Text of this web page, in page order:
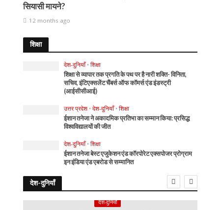
सियासी मायने?
12 months ago
शिक्षा
देश-दुनियाँ • शिक्षा
शिक्षा से व्यापार तक प्रगति के पथ पर है नारी शक्ति- विनिता,
सचिव, इंटिएक्सलेंट चैंबर्स ऑफ कॉमर्स एंड इंडस्ट्री
(आईसीसीआई)
उत्तर प्रदेश • देश-दुनियाँ • शिक्षा
ईशान तनेजा ने अकादमिक प्रतिभा का सम्मान किया: प्रसिद्ध
विश्वविद्यालयों की जीत
देश-दुनियाँ • शिक्षा
ईशान तनेजा बेस्ट एजुकेशन एंड कॉरपोरेट एक्सपोजर प्रोग्राम
इन इंडिया एंड एबरोड से सम्मानित
देश-दुनियाँ
देश-दुनियाँ